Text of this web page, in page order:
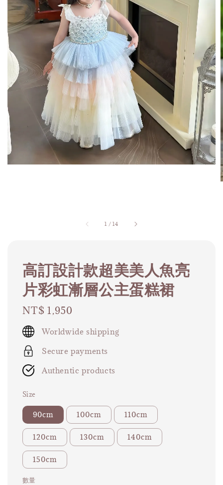
1 /14
高訂設計款超美美人魚亮
片彩虹漸層公主蛋糕裙
Regular
price
NT$ 1,950
Worldwide shipping
Secure payments
Authentic products
Size
90cm 100cm 110cm
120cm 130cm 140cm
150cm
數量